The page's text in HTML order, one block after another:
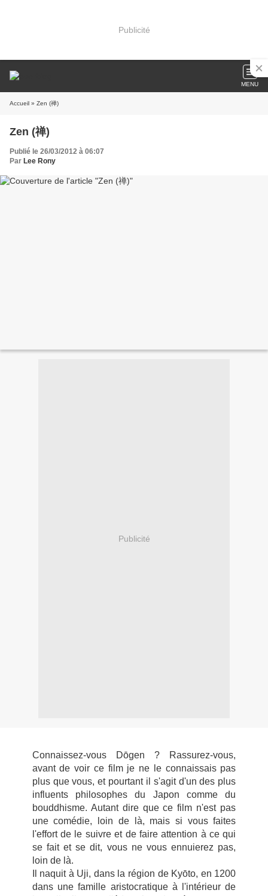
Publicité
MENU
Accueil » Zen (禅)
Zen (禅)
Publié le 26/03/2012 à 06:07
Par Lee Rony
Publicité
Connaissez-vous Dōgen ? Rassurez-vous,
avant de voir ce film je ne le connaissais pas
plus que vous, et pourtant il s'agit d'un des plus
influents philosophes du Japon comme du
bouddhisme. Autant dire que ce film n'est pas
une comédie, loin de là, mais si vous faites
l'effort de le suivre et de faire attention à ce qui
se fait et se dit, vous ne vous ennuierez pas,
loin de là.
Il naquit à Uji, dans la région de Kyōto, en 1200
dans une famille aristocratique à l'intérieur de